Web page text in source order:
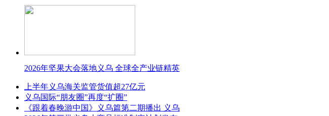
2026年坚果大会落地义乌 全球全产业链精英
上半年义乌海关监管货值超27亿元
义乌国际“朋友圈”再度“扩圈”
《跟着春晚游中国》义乌篇第二期播出 义乌